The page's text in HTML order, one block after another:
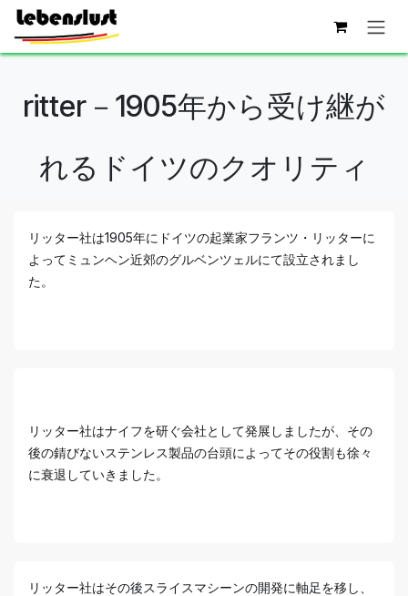
コンテンツへスキップ
ritter－1905年から受け継が
れるドイツのクオリティ​
リッター社は1905年にドイツの起業家フランツ・リッターに
よってミュンヘン近郊のグルベンツェルにて設立されまし
た。
リッター社はナイフを研ぐ会社として発展しましたが、その
後の錆びないステンレス製品の台頭によってその役割も徐々
に衰退していきました。
リッター社はその後スライスマシーンの開発に軸足を移し、